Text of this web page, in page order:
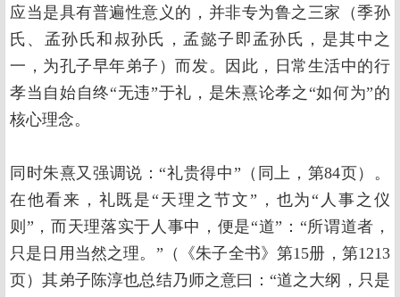
应当是具有普遍性意义的，并非专为鲁之三家（季孙
氏、孟孙氏和叔孙氏，孟懿子即孟孙氏，是其中之
一，为孔子早年弟子）而发。因此，日常生活中的行
孝当自始自终“无违”于礼，是朱熹论孝之“如何为”的
核心理念。
同时朱熹又强调说：“礼贵得中”（同上，第84页）。
在他看来，礼既是“天理之节文”，也为“人事之仪
则”，而天理落实于人事中，便是“道”：“所谓道者，
只是日用当然之理。”（《朱子全书》第15册，第1213
页）其弟子陈淳也总结乃师之意曰：“道之大纲，只是